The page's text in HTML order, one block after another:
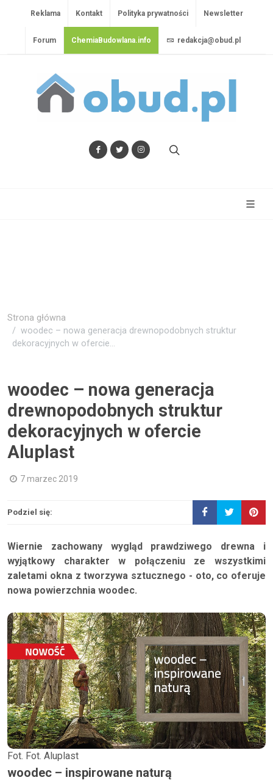
Reklama Kontakt Polityka prywatności Newsletter
Forum ChemiaBudowlana.info redakcja@obud.pl
Strona główna
woodec – nowa generacja drewnopodobnych struktur
dekoracyjnych w ofercie...
woodec – nowa generacja
drewnopodobnych struktur
dekoracyjnych w ofercie
Aluplast
7 marzec 2019
Podziel się:
Wiernie zachowany wygląd prawdziwego drewna i
wyjątkowy charakter w połączeniu ze wszystkimi
zaletami okna z tworzywa sztucznego - oto, co oferuje
nowa powierzchnia woodec.
Fot. Fot. Aluplast
woodec – inspirowane naturą